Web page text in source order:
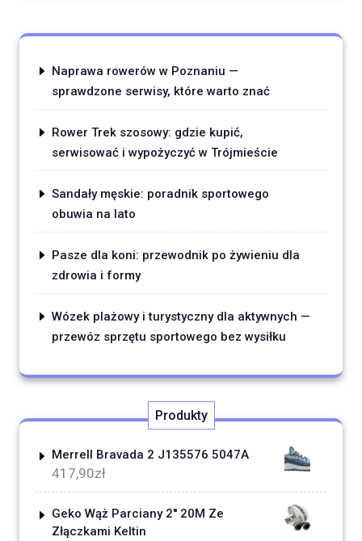
Naprawa rowerów w Poznaniu —
sprawdzone serwisy, które warto znać
Rower Trek szosowy: gdzie kupić,
serwisować i wypożyczyć w Trójmieście
Sandały męskie: poradnik sportowego
obuwia na lato
Pasze dla koni: przewodnik po żywieniu dla
zdrowia i formy
Wózek plażowy i turystyczny dla aktywnych —
przewóz sprzętu sportowego bez wysiłku
Produkty
Merrell Bravada 2 J135576 5047A
417,90zł
Geko Wąż Parciany 2'' 20M Ze
Złączkami Keltin